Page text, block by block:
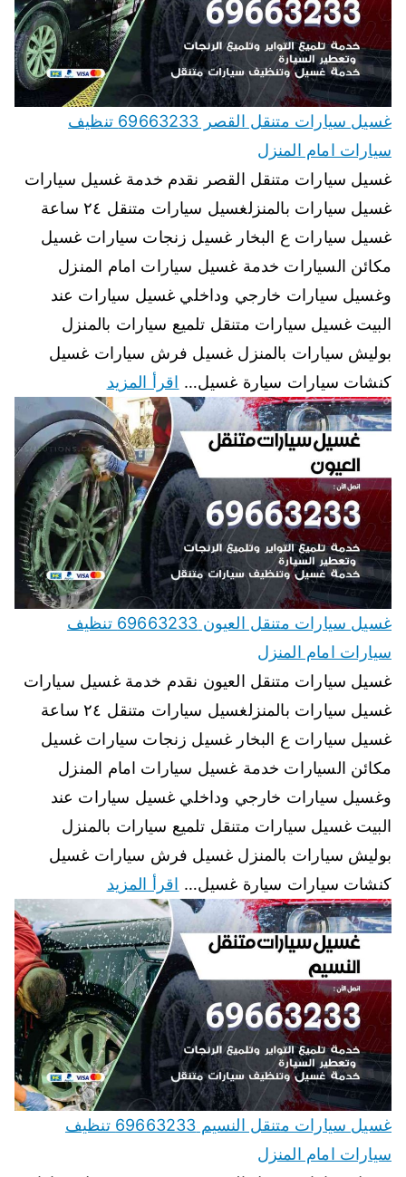
غسيل سيارات متنقل القصر 69663233 تنظيف
سيارات امام المنزل
غسيل سيارات متنقل القصر نقدم خدمة غسيل سيارات
غسيل سيارات بالمنزلغسيل سيارات متنقل ٢٤ ساعة
غسيل سيارات ع البخار غسيل زنجات سيارات غسيل
مكائن السيارات خدمة غسيل سيارات امام المنزل
وغسيل سيارات خارجي وداخلي غسيل سيارات عند
البيت غسيل سيارات متنقل تلميع سيارات بالمنزل
بوليش سيارات بالمنزل غسيل فرش سيارات غسيل
كنشات سيارات سيارة غسيل… اقرأ المزيد
غسيل سيارات متنقل العيون 69663233 تنظيف
سيارات امام المنزل
غسيل سيارات متنقل العيون نقدم خدمة غسيل سيارات
غسيل سيارات بالمنزلغسيل سيارات متنقل ٢٤ ساعة
غسيل سيارات ع البخار غسيل زنجات سيارات غسيل
مكائن السيارات خدمة غسيل سيارات امام المنزل
وغسيل سيارات خارجي وداخلي غسيل سيارات عند
البيت غسيل سيارات متنقل تلميع سيارات بالمنزل
بوليش سيارات بالمنزل غسيل فرش سيارات غسيل
كنشات سيارات سيارة غسيل… اقرأ المزيد
غسيل سيارات متنقل النسيم 69663233 تنظيف
سيارات امام المنزل